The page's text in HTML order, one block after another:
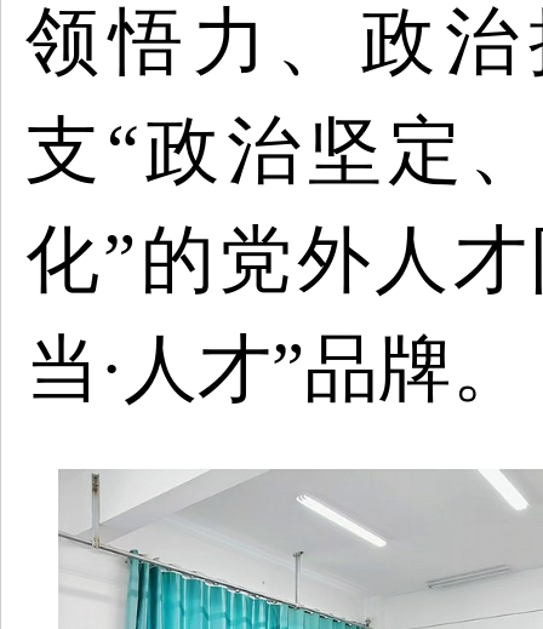
领悟力、政
支“政治坚定
化”的党外人
当·人才”品牌。